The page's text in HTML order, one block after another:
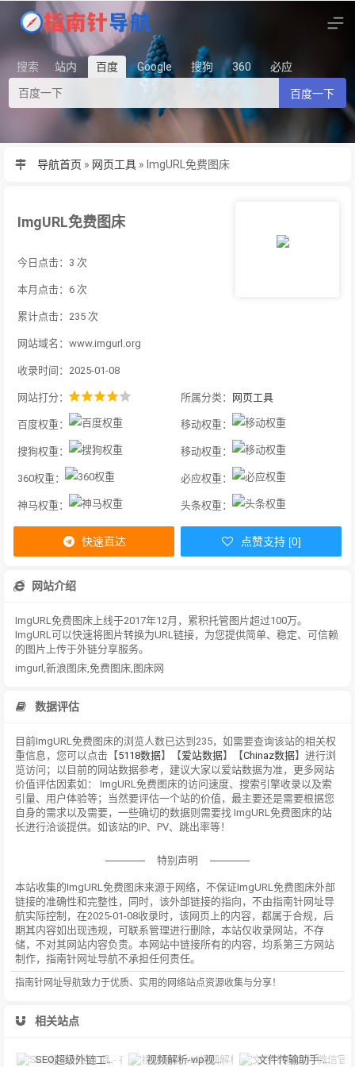
搜索 站内 百度 Google 搜狗 360 必应
百度一下
导航首页 » 网页工具 » ImgURL免费图床
ImgURL免费图床
今日点击：3 次
本月点击：6 次
累计点击：235 次
网站域名：www.imgurl.org
收录时间：2025-01-08
网站打分： 所属分类： 网页工具
百度权重： 移动权重：
搜狗权重： 移动权重：
360权重： 必应权重：
神马权重： 头条权重：
快速直达 点赞支持 [0]
网站介绍
ImgURL免费图床上线于2017年12月，累积托管图片超过100万。
ImgURL可以快速将图片转换为URL链接，为您提供简单、稳定、可信赖
的图片上传于外链分享服务。
imgurl,新浪图床,免费图床,图床网
数据评估
目前ImgURL免费图床的浏览人数已达到235，如需要查询该站的相关权
重信息，您可以点击【5118数据】【爱站数据】【Chinaz数据】进行浏
览访问；以目前的网站数据参考，建议大家以爱站数据为准，更多网站
价值评估因素如： ImgURL免费图床的访问速度、搜索引擎收录以及索
引量、用户体验等；当然要评估一个站的价值，最主要还是需要根据您
自身的需求以及需要，一些确切的数据则需要找 ImgURL免费图床的站
长进行洽谈提供。如该站的IP、PV、跳出率等！
特别声明
本站收集的ImgURL免费图床来源于网络，不保证ImgURL免费图床外部
链接的准确性和完整性，同时，该外部链接的指向，不由指南针网址导
航实际控制，在2025-01-08收录时，该网页上的内容，都属于合规，后
期其内容如出现违规，可联系管理进行删除，本站仅收录网站，不存
储，不对其网站内容负责。本网站中链接所有的内容，均系第三方网站
制作，指南针网址导航不承担任何责任。
指南针网址导航致力于优质、实用的网络站点资源收集与分享！
相关站点
SEO超级外链工具 - 在线批量发布外链_免费外链发布工具 视频解析-vip视频解析，建议使用谷歌浏览器。 文件传输助手-微信官方在线传文件，微信文件传输助手网页版，使用手机微信扫码传输文件！